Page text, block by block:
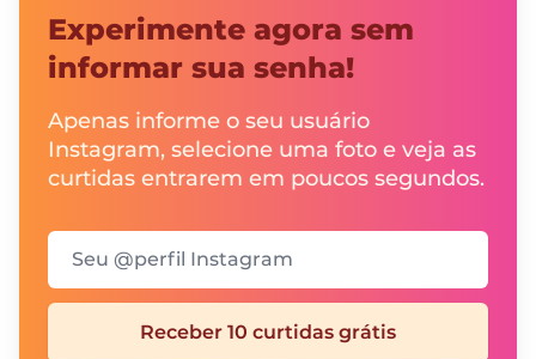
Experimente agora sem
informar sua senha!
Apenas informe o seu usuário
Instagram, selecione uma foto e veja as
curtidas entrarem em poucos segundos.
Seu @perfil Instagram
Receber 10 curtidas grátis